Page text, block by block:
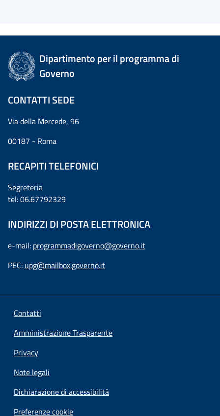
Dipartimento per il programma di
Governo
CONTATTI SEDE
Via della Mercede, 96
00187 - Roma
RECAPITI TELEFONICI
Segreteria
tel: 06.67792329
INDIRIZZI DI POSTA ELETTRONICA
e-mail: programmadigoverno@governo.it
PEC: upg@mailbox.governo.it
Contatti
Amministrazione Trasparente
Privacy
Note legali
Dichiarazione di accessibilità
Preferenze cookie